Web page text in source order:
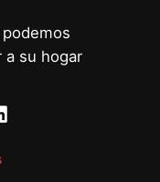
a su hogar